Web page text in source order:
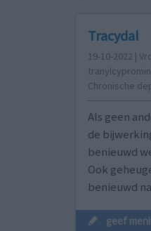
Tracydal
19-10-2022 |
Chronische
Als geen
de
benieuwd
Ook
benieuwd
geef